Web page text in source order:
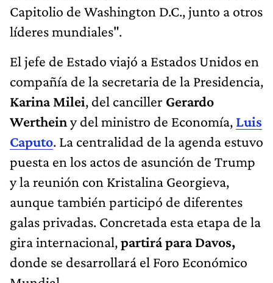
Capitolio de Washington D.C., junto a otros
líderes mundiales".
El jefe de Estado viajó a Estados Unidos en
compañía de la secretaria de la Presidencia,
Karina Milei, del canciller Gerardo
Wertheiny del ministro de Economía, Luis
Caputo. La centralidad de la agenda estuvo
puesta en los actos de asunción de Trump
y la reunión con Kristalina Georgieva,
aunque también participó de diferentes
galas privadas. Concretada esta etapa de la
gira internacional,partirá para Davos,
donde se desarrollará el Foro Económico